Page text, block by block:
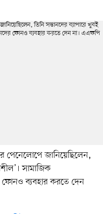
পেনেলোপে জানিয়েছিলেন,
সামাজিক
ফোনও ব্যবহার করতে দেন